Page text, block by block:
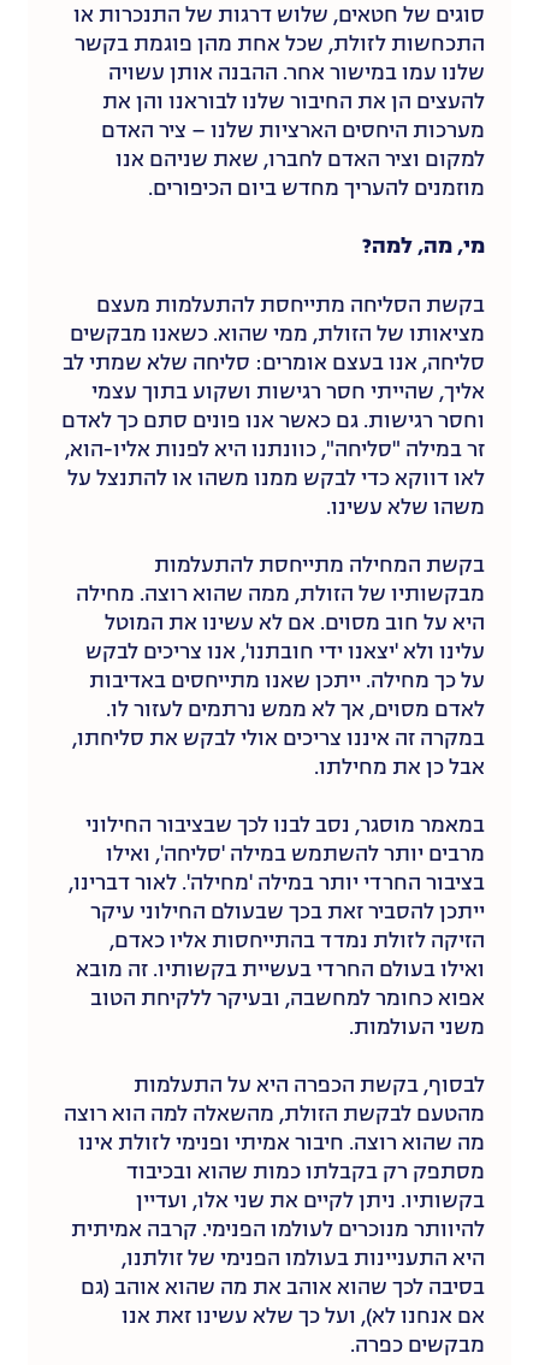
סוגים של חטאים, שלוש דרגות של התנכרות או
התכחשות לזולת, שכל אחת מהן פוגמת בקשר
שלנו עמו במישור אחר. ההבנה אותן עשויה
להעצים הן את החיבור שלנו לבוראנו והן את
מערכות היחסים הארציות שלנו – ציר האדם
למקום וציר האדם לחברו, שאת שניהם אנו
מוזמנים להעריך מחדש ביום הכיפורים.
מי, מה, למה?
בקשת הסליחה מתייחסת להתעלמות מעצם
מציאותו של הזולת, ממי שהוא. כשאנו מבקשים
סליחה, אנו בעצם אומרים: סליחה שלא שמתי לב
אליך, שהייתי חסר רגישות ושקוע בתוך עצמי
וחסר רגישות. גם כאשר אנו פונים סתם כך לאדם
זר במילה "סליחה", כוונתנו היא לפנות אליו-הוא,
לאו דווקא כדי לבקש ממנו משהו או להתנצל על
משהו שלא עשינו.
בקשת המחילה מתייחסת להתעלמות
מבקשותיו של הזולת, ממה שהוא רוצה. מחילה
היא על חוב מסוים. אם לא עשינו את המוטל
עלינו ולא 'יצאנו ידי חובתנו', אנו צריכים לבקש
על כך מחילה. ייתכן שאנו מתייחסים באדיבות
לאדם מסוים, אך לא ממש נרתמים לעזור לו.
במקרה זה איננו צריכים אולי לבקש את סליחתו,
אבל כן את מחילתו.
במאמר מוסגר, נסב לבנו לכך שבציבור החילוני
מרבים יותר להשתמש במילה 'סליחה', ואילו
בציבור החרדי יותר במילה 'מחילה'. לאור דברינו,
ייתכן להסביר זאת בכך שבעולם החילוני עיקר
הזיקה לזולת נמדד בהתייחסות אליו כאדם,
ואילו בעולם החרדי בעשיית בקשותיו. זה מובא
אפוא כחומר למחשבה, ובעיקר ללקיחת הטוב
משני העולמות.
לבסוף, בקשת הכפרה היא על התעלמות
מהטעם לבקשת הזולת, מהשאלה למה הוא רוצה
מה שהוא רוצה. חיבור אמיתי ופנימי לזולת אינו
מסתפק רק בקבלתו כמות שהוא ובכיבוד
בקשותיו. ניתן לקיים את שני אלו, ועדיין
להיוותר מנוכרים לעולמו הפנימי. קרבה אמיתית
היא התעניינות בעולמו הפנימי של זולתנו,
בסיבה לכך שהוא אוהב את מה שהוא אוהב (גם
אם אנחנו לא), ועל כך שלא עשינו זאת אנו
מבקשים כפרה.